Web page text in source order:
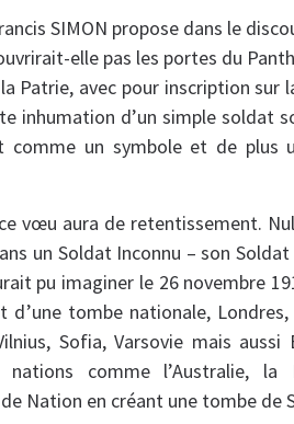
SIMON propose dans le
elle pas les portes du
Patrie, avec pour inscription sur
inhumation d’un simple soldat
un symbole et de plus
vœu aura de retentissement.
un Soldat Inconnu – son
pu imaginer le 26 novembre
tombe nationale, Londres,
Sofia, Varsovie mais
comme l’Australie, la
Nation en créant une tombe de